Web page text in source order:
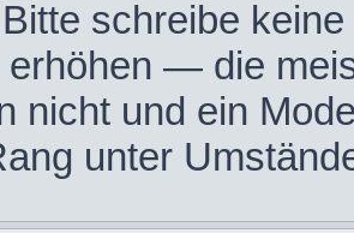
schreibe
erhöhen — die
nicht und ein
unter